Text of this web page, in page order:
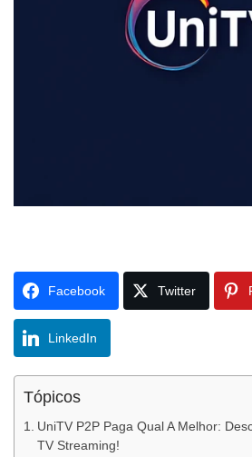
Facebook Twitter
LinkedIn
Tópicos
UniTV P2P Paga Qual A Melhor:
TV Streaming!